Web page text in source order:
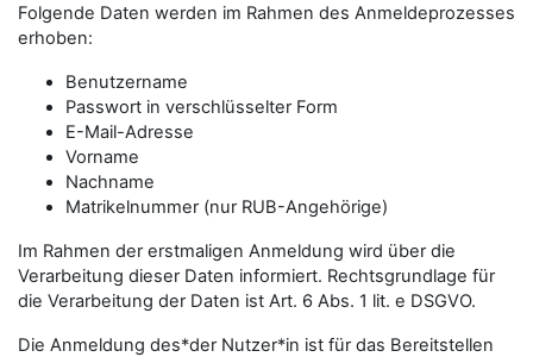
Folgende Daten werden im Rahmen des Anmeldeprozesses
erhoben:
Benutzername
Passwort in verschlüsselter Form
E-Mail-Adresse
Vorname
Nachname
Matrikelnummer (nur RUB-Angehörige)
Im Rahmen der erstmaligen Anmeldung wird über die
Verarbeitung dieser Daten informiert. Rechtsgrundlage für
die Verarbeitung der Daten ist Art. 6 Abs. 1 lit. e DSGVO.
Die Anmeldung des*der Nutzer*in ist für das Bereitstellen